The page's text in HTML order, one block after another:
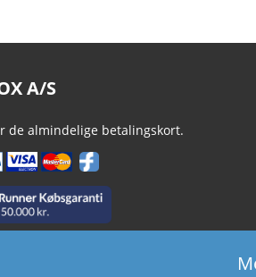
A/S
de almindelige betalingskort.